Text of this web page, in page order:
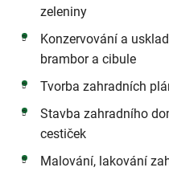
zeleniny
Konzervování a
brambor a cibule
Tvorba zahradních
Stavba zahradního
cestiček
Malování, lakování